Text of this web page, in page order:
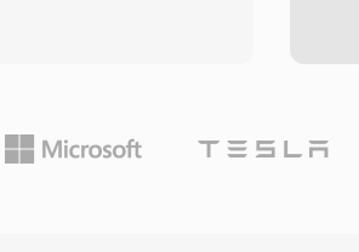
dekodieren kann.
wie Kapitelmarker,
Artwork und